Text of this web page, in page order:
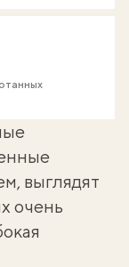
выглядят
очень